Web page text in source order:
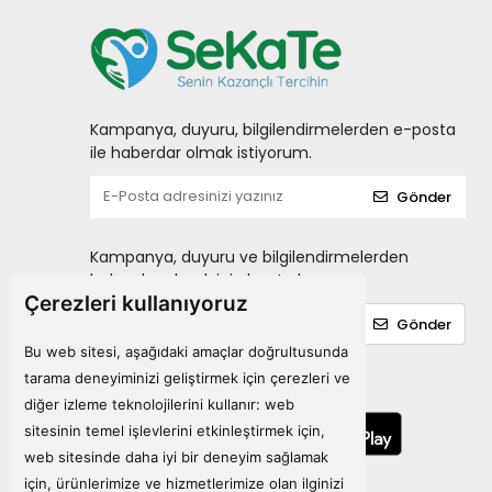
Çerezleri kullanıyoruz
Bu web sitesi, aşağıdaki amaçlar doğrultusunda
tarama deneyiminizi geliştirmek için çerezleri ve
diğer izleme teknolojilerini kullanır: web
sitesinin temel işlevlerini etkinleştirmek için,
web sitesinde daha iyi bir deneyim sağlamak
için, ürünlerimize ve hizmetlerimize olan ilginizi
Laktofit
LIPOZONE
MARY HELENA
Matriks
MENARINI
miraderm
Nature's Bounty
Natuwell
NEW LIFE
NURSE HARVEY'S
Ocean
Kampanya, duyuru, bilgilendirmelerden e-posta
ile haberdar olmak istiyorum.
Gönder
Kampanya, duyuru ve bilgilendirmelerden
haberdar olmak için kayıt olun.
Gönder
Mobil Uygulamalarımız